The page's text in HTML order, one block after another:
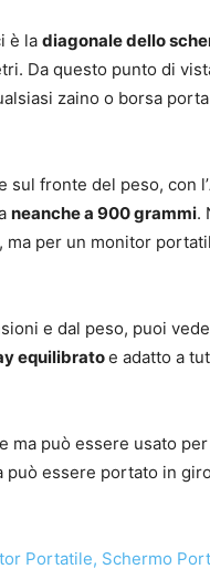
è la diagonale dello
Da questo punto di
zaino o borsa porta
sul fronte del peso, con l’
neanche a 900 grammi.
per un monitor
e dal peso, puoi
equilibratoe adatto a
ma può essere usato
può essere portato in